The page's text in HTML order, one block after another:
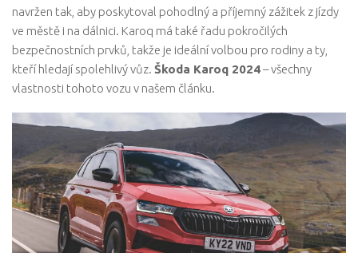
navržen tak, aby poskytoval pohodlný a příjemný zážitek z jízdy
ve městě i na dálnici. Karoq má také řadu pokročilých
bezpečnostních prvků, takže je ideální volbou pro rodiny a ty,
kteří hledají spolehlivý vůz. Škoda Karoq 2024– všechny
vlastnosti tohoto vozu v našem článku.